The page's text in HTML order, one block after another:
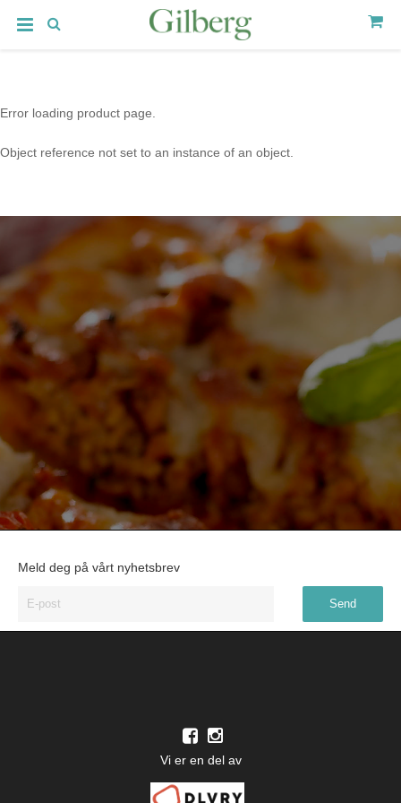
Error loading product page.
Object reference not set to an instance of an object.
Meld deg på vårt nyhetsbrev
Vi er en del av